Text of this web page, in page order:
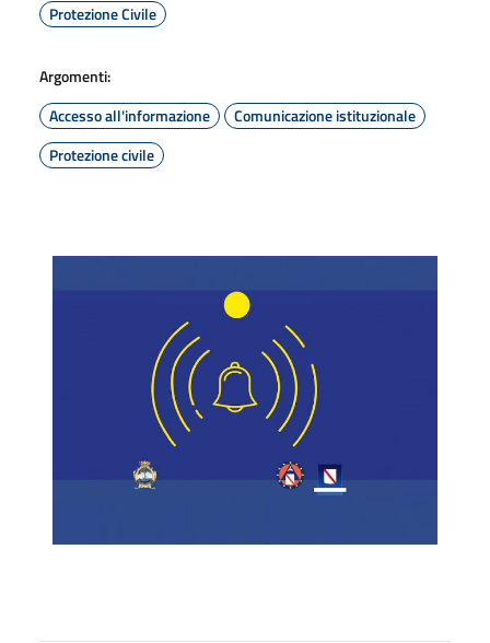
Protezione Civile
Argomenti:
Accesso all'informazione
Comunicazione istituzionale
Protezione civile